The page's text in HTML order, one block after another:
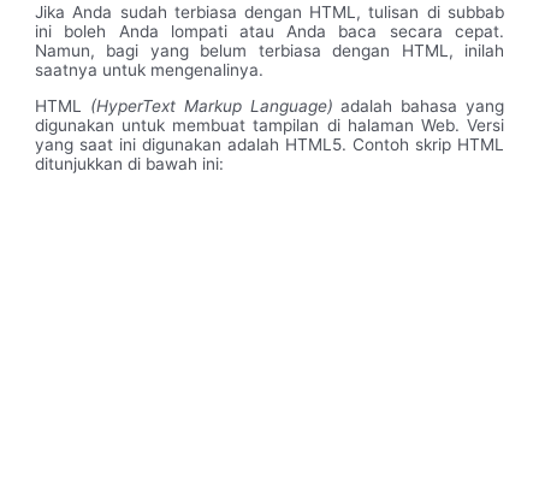
Jika Anda sudah terbiasa dengan HTML, tulisan di subbab
ini boleh Anda lompati atau Anda baca secara cepat.
Namun, bagi yang belum terbiasa dengan HTML, inilah
saatnya untuk mengenalinya.
HTML (HyperText Markup Language) adalah bahasa yang
digunakan untuk membuat tampilan di halaman Web. Versi
yang saat ini digunakan adalah HTML5. Contoh skrip HTML
ditunjukkan di bawah ini: